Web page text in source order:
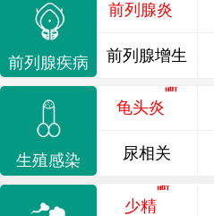
前列腺疾病
前列腺炎
前列腺增生
生殖感染
龟头炎
尿相关
少精